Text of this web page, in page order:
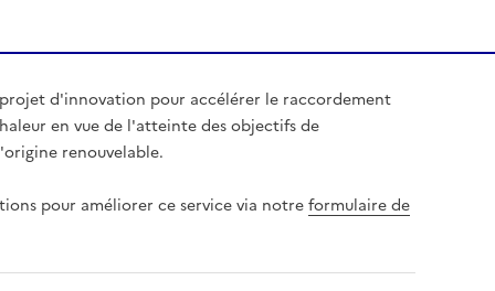
d'innovation pour accélérer le raccordement
en vue de l'atteinte des objectifs de
renouvelable.
pour améliorer ce service via notreformulaire de